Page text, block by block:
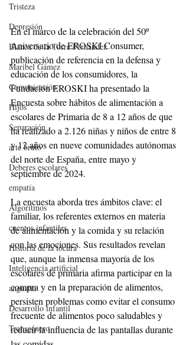
Tristeza
Depresión
Blanca de la Torre Fernández
Maribel Gámez
Comunicación
Hijos
Separación
arte bruto
Deberes escolares
empatía
Algoritmos
cuentos infantiles
Historia de la locura
Inteligencia artificial
angustia
Desarrollo infantil
Transgénero
En el marco de la celebración del 50º
Aniversario de EROSKI Consumer,
publicación de referencia en la defensa y
educación de los consumidores, la
Fundación EROSKI ha presentado la
Encuesta sobre hábitos de alimentación a
escolares de Primaria de 8 a 12 años de que
ha realizado a 2.126 niñas y niños de entre 8
y 12 años en nueve comunidades autónomas
del norte de España, entre mayo y
septiembre de 2024.
La encuesta aborda tres ámbitos clave: el
familiar, los referentes externos en materia
de alimentación y la comida y su relación
con las emociones. Sus resultados revelan
que, aunque la inmensa mayoría de los
escolares de primaria afirma participar en la
compra y en la preparación de alimentos,
persisten problemas como evitar el consumo
frecuente de alimentos poco saludables y
reducir la influencia de las pantallas durante